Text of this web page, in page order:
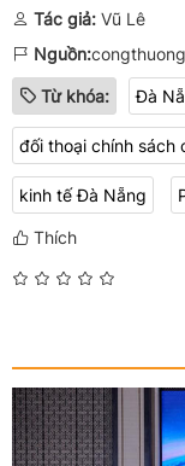
Tác giả: Vũ Lê
Nguồn:
Từ khóa: Đà
đối thoại chính sách
kinh tế Đà Nẵng
Thích